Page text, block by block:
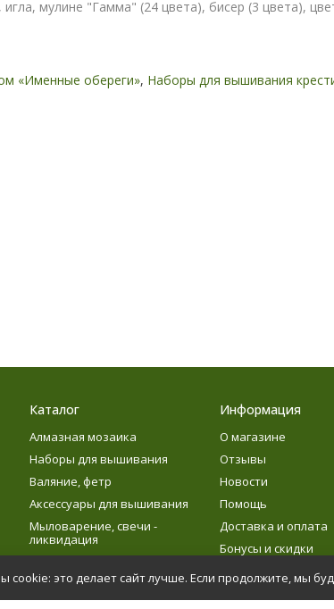
мулине "Гамма" (24 цвета), бисер (3 цвета),
«Именные обереги», Наборы для вышивания
Каталог
Алмазная мозаика
Наборы для вышивания
Валяние, фетр
Аксессуары для вышивания
Мыловарение, свечи -
ликвидация
Детское творчество
Информация
О магазине
Отзывы
Новости
Помощь
Доставка и оплата
Бонусы и скидки
cookie: это делает сайт лучше. Если продолжите, мы